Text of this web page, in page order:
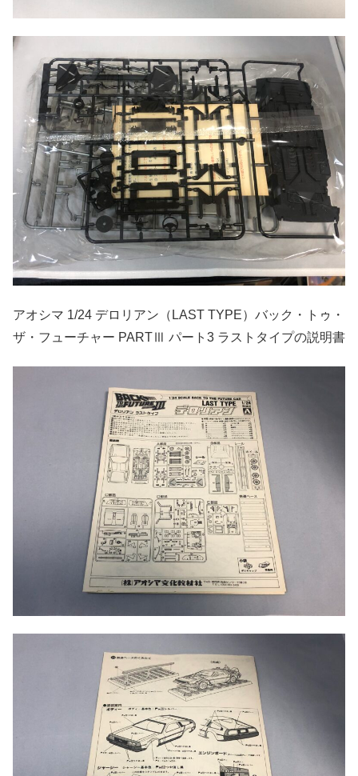
アオシマ 1/24 デロリアン（LAST TYPE）バック・トゥ・
ザ・フューチャー PARTⅢ パート3 ラストタイプの説明書